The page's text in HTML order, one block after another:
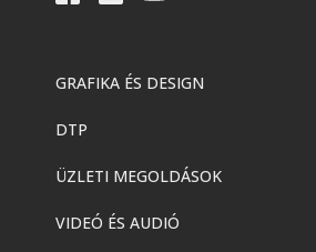
GRAFIKA ÉS DESIGN
DTP
ÜZLETI MEGOLDÁSOK
VIDEÓ ÉS AUDIÓ